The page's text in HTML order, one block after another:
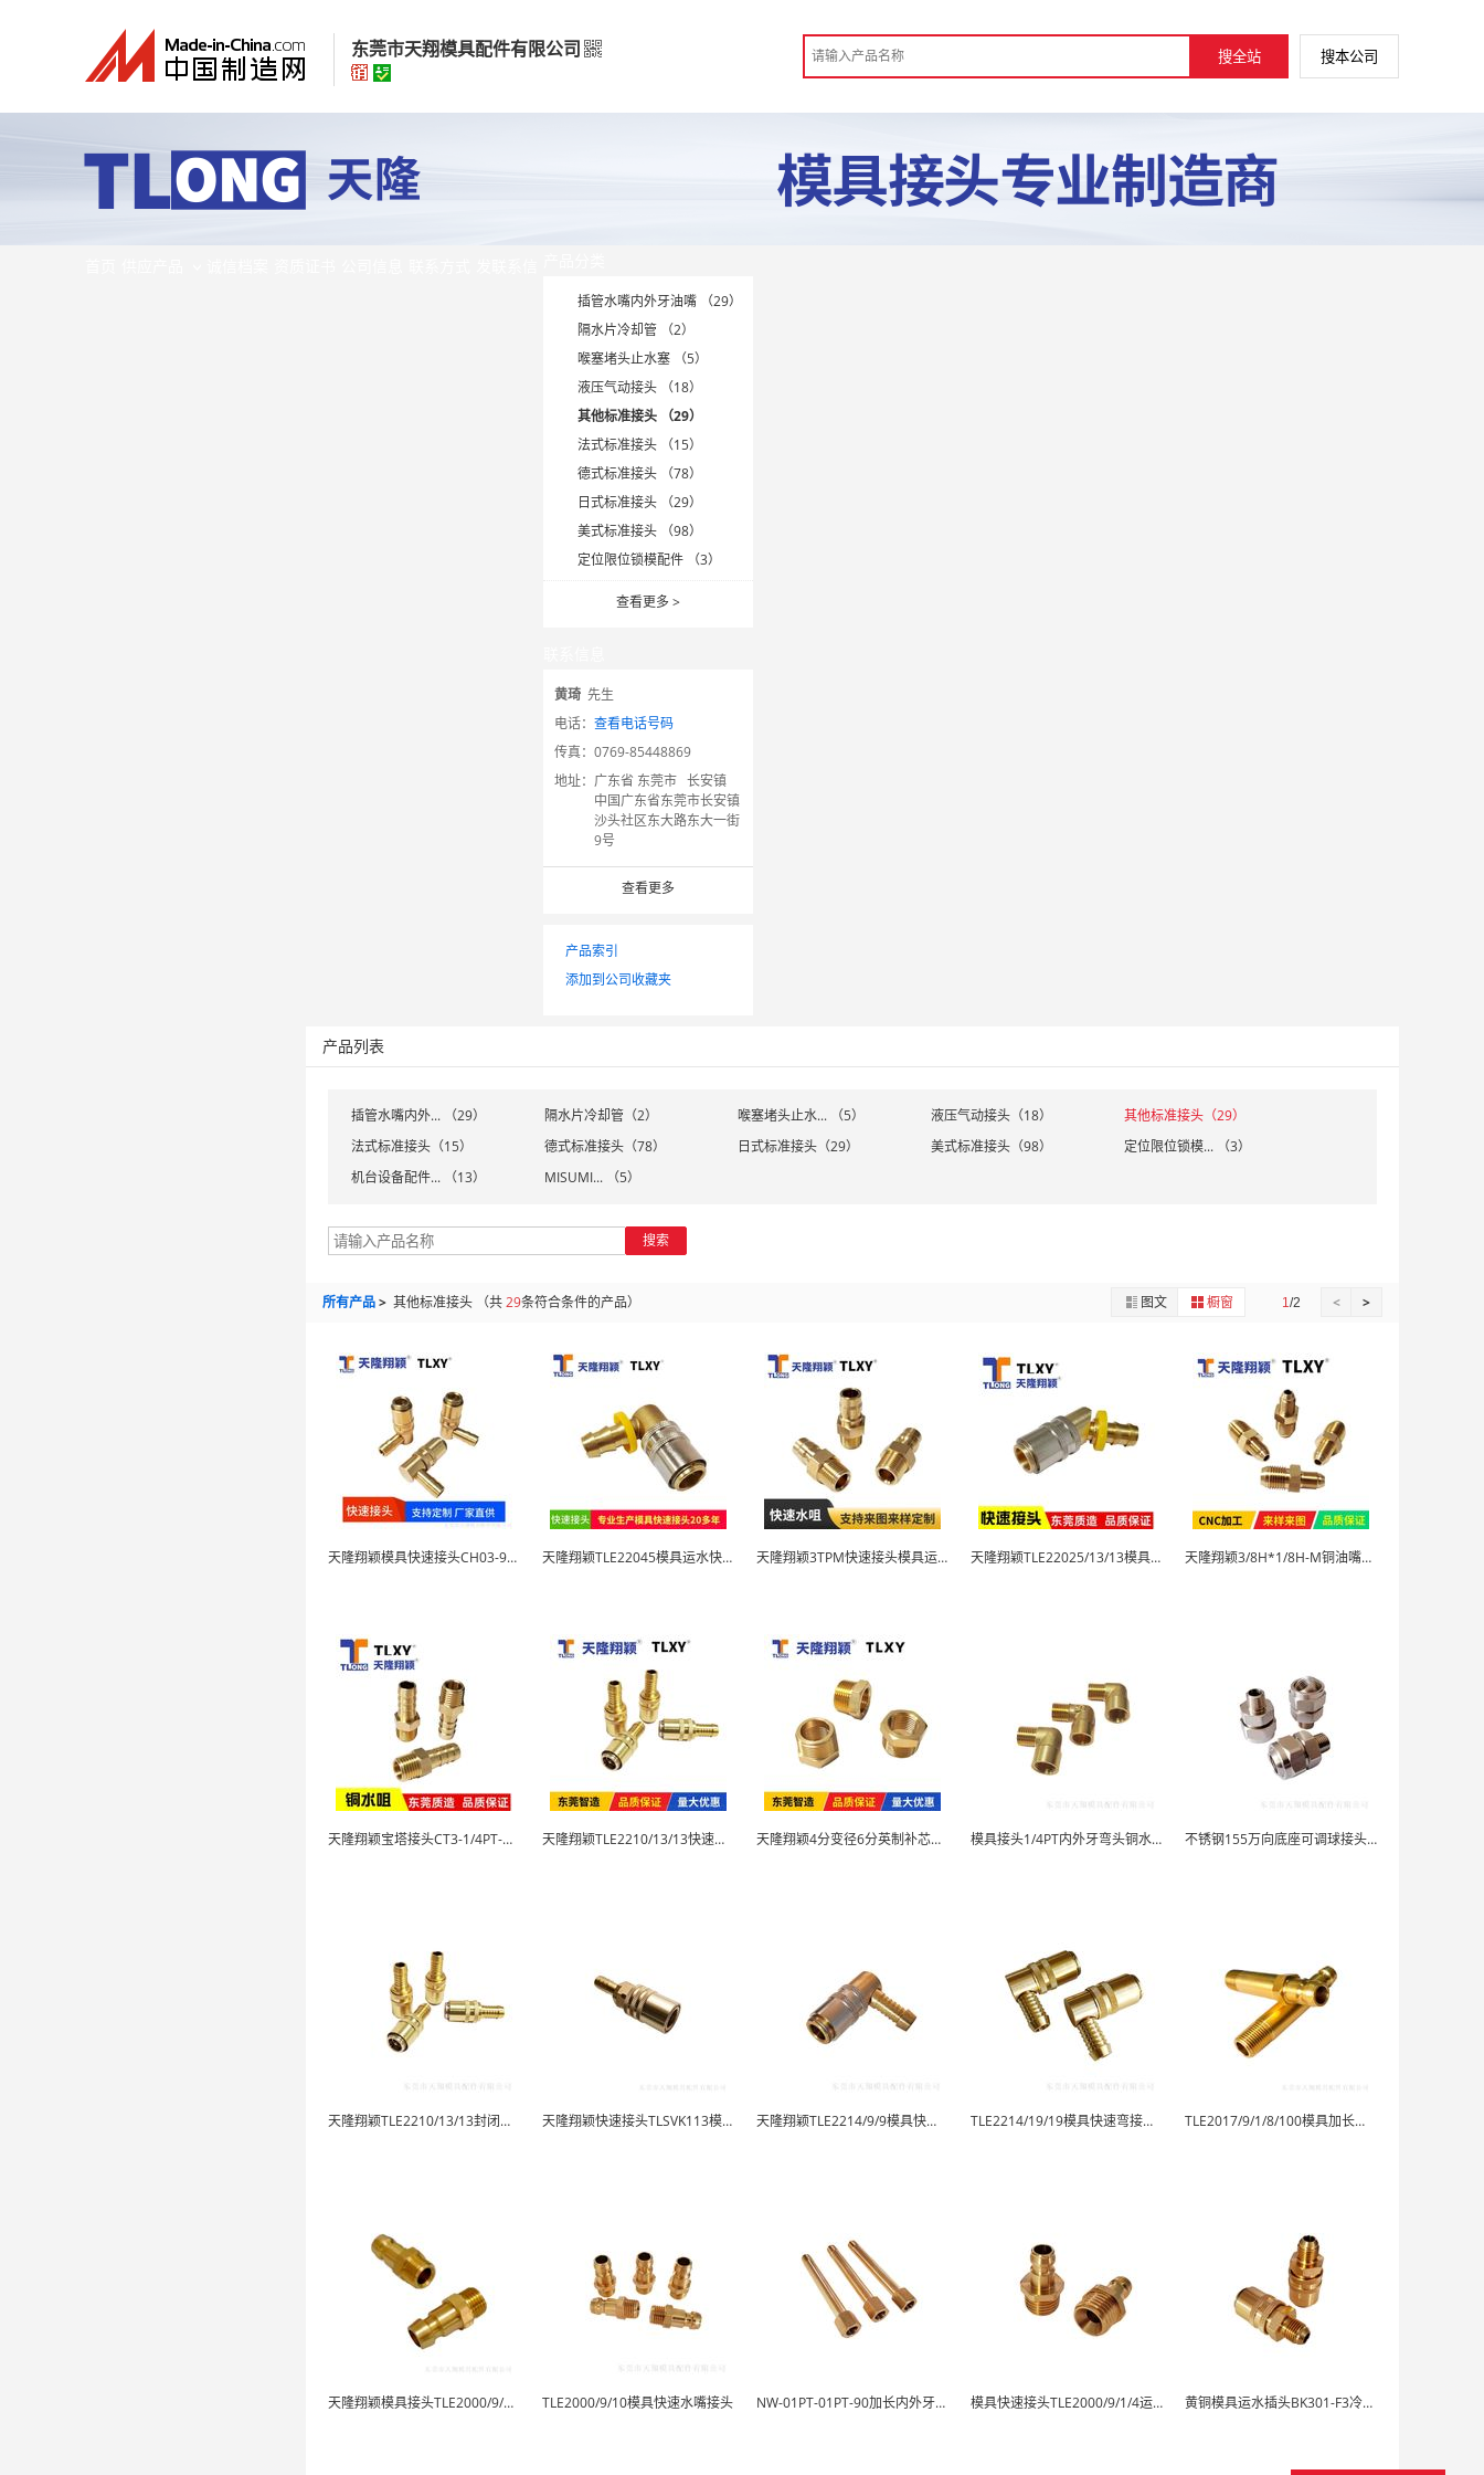
东莞市天翔模具配件有限公司
东莞市天翔模具配件有限公司
插管水嘴内外牙油嘴 （29）
隔水片冷却管 （2）
喉塞堵头止水塞 （5）
液压气动接头 （18）
其他标准接头 （29）
法式标准接头 （15）
德式标准接头 （78）
日式标准接头 （29）
美式标准接头 （98）
定位限位锁模配件 （3）
查看更多 >
黄琦 先生
电话： 查看电话号码
传真： 0769-85448869
地址： 广东省 东莞市 长安镇
中国广东省东莞市长安镇
沙头社区东大路东大一街
9号
查看更多
产品索引
添加到公司收藏夹
产品列表
插管水嘴内外... （29） 隔水片冷却管（2） 喉塞堵头止水... （5） 液压气动接头（18）
其他标准接头（29）
法式标准接头（15）
德式标准接头（78） 日式标准接头（29） 美式标准接头（98）
定位限位锁模... （3）
机台设备配件... （13）
MISUMI... （5）
搜索
所有产品> 其他标准接头 （共29条符合条件的产品） 图文 橱窗 1/2 < >
天隆翔颖模具快速接头CH03-9-9黄铜插头水咀 天隆翔颖TLE22045模具运水快速接头 天隆翔颖3TPM快速接头模具运水黄铜运水咀 天隆翔颖TLE22025/13/13模具快速接头 天隆翔颖3/8H*1/8H-M铜油嘴水咀
天隆翔颖宝塔接头CT3-1/4PT-M铜水嘴 天隆翔颖TLE2210/13/13快速接头水咀 天隆翔颖4分变径6分英制补芯铜转换接头 模具接头1/4PT内外牙弯头铜水嘴 不锈钢155万向底座可调球接头喷嘴内外2分牙不锈...
天隆翔颖TLE2210/13/13封闭快速接头 天隆翔颖快速接头TLSVK113模具运水铜接 天隆翔颖TLE2214/9/9模具快速快插接头 TLE2214/19/19模具快速弯接头铜快插 TLE2017/9/1/8/100模具加长水咀
天隆翔颖模具接头TLE2000/9/1/8水咀 TLE2000/9/10模具快速水嘴接头 NW-01PT-01PT-90加长内外牙水咀 耐... 模具快速接头TLE2000/9/1/4运水铜水咀 黄铜模具运水插头BK301-F3冷却接头